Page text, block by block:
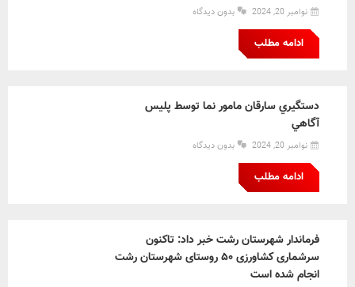
نوامبر 20, 2024 بدون دیدگاه
ادامه مطلب
دستگيري سارقان مامور نما توسط پليس
آگاهي
نوامبر 20, 2024 بدون دیدگاه
ادامه مطلب
فرماندار شهرستان رشت خبر داد: تاکنون
سرشماری کشاورزی ۵۰ روستای شهرستان رشت
انجام شده است